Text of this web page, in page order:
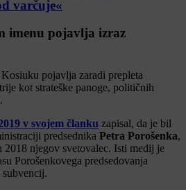
varčuje«
imenu pojavlja izraz
pojavlja zaradi prepleta
kot strateške panoge, političnih
v svojem članku zapisal, da je bil
predsednika Petra Porošenka,
2018 njegov svetovalec. Isti medij je
Porošenkovega predsedovanja